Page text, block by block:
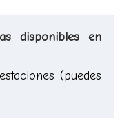
disponibles en
(puedes